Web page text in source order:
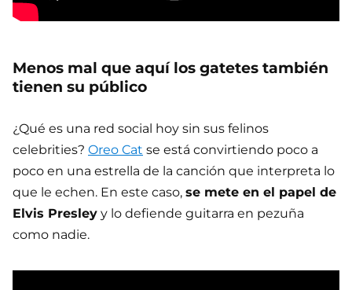
Menos mal que aquí los gatetes también
tienen su público
¿Qué es una red social hoy sin sus felinos
celebrities? Oreo Cat se está convirtiendo poco a
poco en una estrella de la canción que interpreta lo
que le echen. En este caso, se mete en el papel de
Elvis Presley y lo defiende guitarra en pezuña
como nadie.